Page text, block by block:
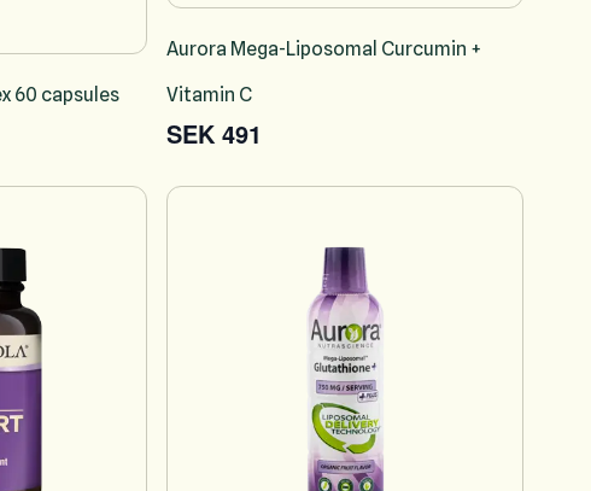
60 capsules
Aurora Mega-Liposomal Curcumin +
Vitamin C
SEK 491